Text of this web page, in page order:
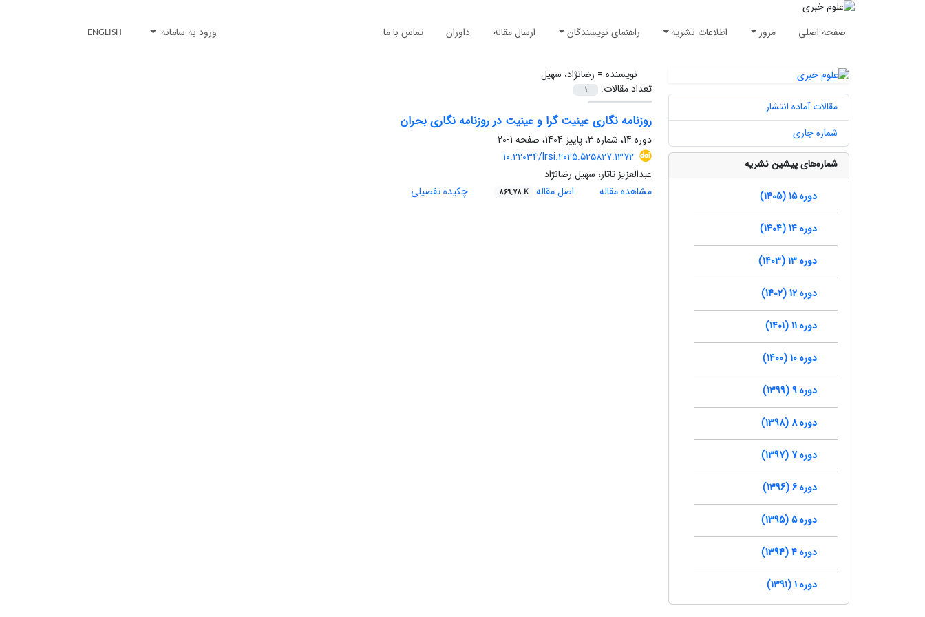
صفحه اصلی مرور اطلاعات نشریه راهنمای نویسندگان ارسال مقاله داوران تماس با ما ورود به سامانه ENGLISH
نویسنده = رضانژاد، سهیل
تعداد مقالات:
1
روزنامه نگاری عینیت گرا و عینیت در روزنامه نگاری بحران
دوره 14، شماره 3، پاییز 1404، صفحه
1-20
10.22034/lrsi.2025.525827.1372
عبدالعزیز تاتار، سهیل رضانژاد
مشاهده مقاله
اصل مقاله 869.78 K چکیده تفصیلی
مقالات آماده انتشار
شماره جاری
شماره‌های پیشین نشریه
دوره 15 (1405)
دوره 14 (1404)
دوره 13 (1403)
دوره 12 (1402)
دوره 11 (1401)
دوره 10 (1400)
دوره 9 (1399)
دوره 8 (1398)
دوره 7 (1397)
دوره 6 (1396)
دوره 5 (1395)
دوره 4 (1394)
دوره 1 (1391)